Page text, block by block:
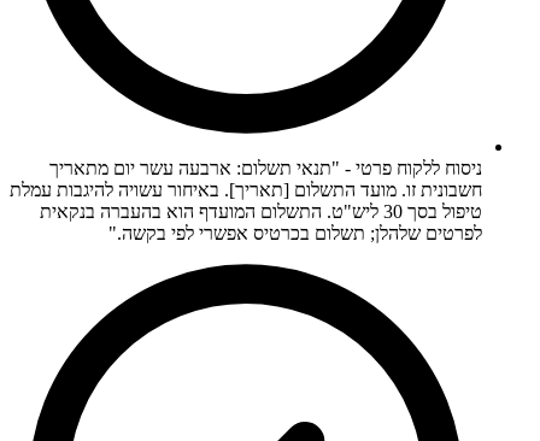
ניסוח ללקוח פרטי - "תנאי תשלום: ארבעה עשר יום מתאריך
חשבונית זו. מועד התשלום [תאריך]. באיחור עשויה להיגבות עמלת
טיפול בסך 30 ליש"ט. התשלום המועדף הוא בהעברה בנקאית
לפרטים שלהלן; תשלום בכרטיס אפשרי לפי בקשה."